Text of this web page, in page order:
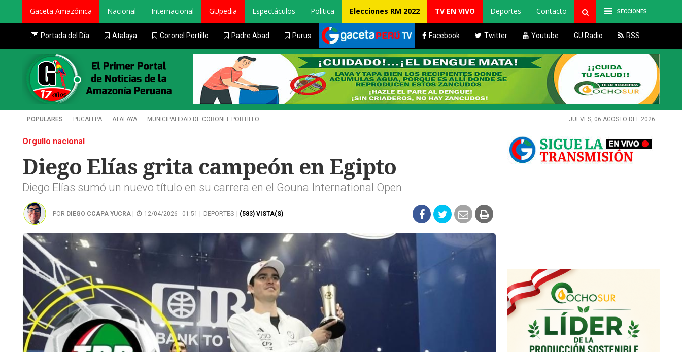
SECCIONES
Gaceta Amazónica Nacional Internacional GUpedia Espectáculos Politica Elecciones RM 2022 TV EN VIVO Deportes Contacto
Portada del Día Atalaya Coronel Portillo Padre Abad Purus Facebook Twitter Youtube GU Radio RSS
POPULARES PUCALLPA ATALAYA MUNICIPALIDAD DE CORONEL PORTILLO JUEVES, 06 AGOSTO DEL 2026
Orgullo nacional
Diego Elías grita campeón en Egipto
Diego Elías sumó un nuevo título en su carrera en el Gouna International Open
POR DIEGO CCAPA YUCRA 12/04/2026 - 01:51 | DEPORTES | (583) VISTA(S)